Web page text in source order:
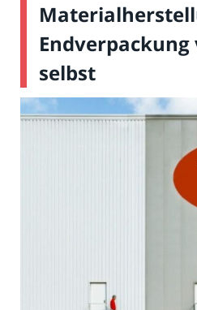
selbst